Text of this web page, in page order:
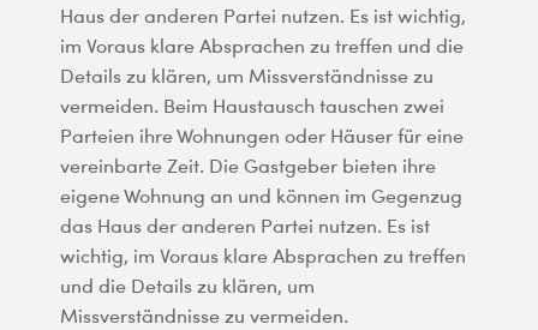
Haus der anderen Partei nutzen. Es ist wichtig,
im Voraus klare Absprachen zu treffen und die
Details zu klären, um Missverständnisse zu
vermeiden. Beim Haustausch tauschen zwei
Parteien ihre Wohnungen oder Häuser für eine
vereinbarte Zeit. Die Gastgeber bieten ihre
eigene Wohnung an und können im Gegenzug
das Haus der anderen Partei nutzen. Es ist
wichtig, im Voraus klare Absprachen zu treffen
und die Details zu klären, um
Missverständnisse zu vermeiden.